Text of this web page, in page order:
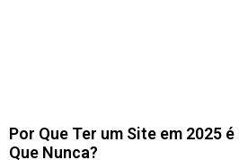
Por Que Ter um Site em 2025
Que Nunca?